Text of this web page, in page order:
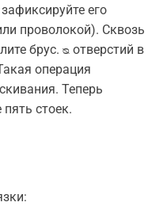
его
проволокой). Сквозь
брус. ᴓ отверстий в
операция
Теперь
стоек.